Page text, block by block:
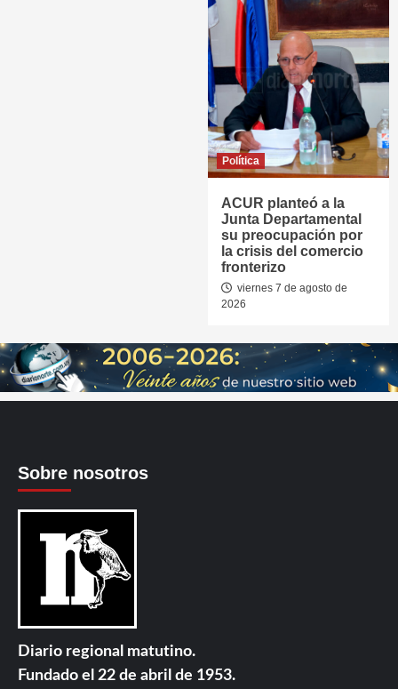
Política
ACUR planteó a la
Junta Departamental
su preocupación por
la crisis del comercio
fronterizo
viernes 7 de agosto de
2026
Sobre nosotros
Diario regional matutino.
Fundado el 22 de abril de 1953.